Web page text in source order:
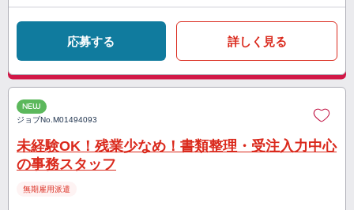
応募する 詳しく見る
NEW
ジョブNo.M01494093
未経験OK！残業少なめ！書類整理・受注入力中心
の事務スタッフ
無期雇用派遣